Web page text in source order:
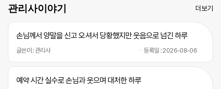
관리사이야기 더보기
손님께서 양말을 신고 오셔서 당황했지만 웃음으로 넘긴 하루
글쓴이 : 관리사 등록일 : 2026-08-06
예약 시간 실수로 손님과 웃으며 대처한 하루